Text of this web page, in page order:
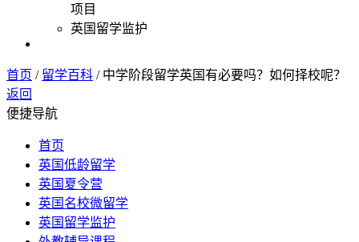
项目
英国留学监护
首页 / 留学百科 / 中学阶段留学英国有必要吗？如何择校呢？
返回
便捷导航
首页
英国低龄留学
英国夏令营
英国名校微留学
英国留学监护